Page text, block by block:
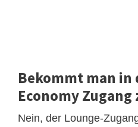
Bekommt man in
Economy Zugang
Nein, der Lounge-